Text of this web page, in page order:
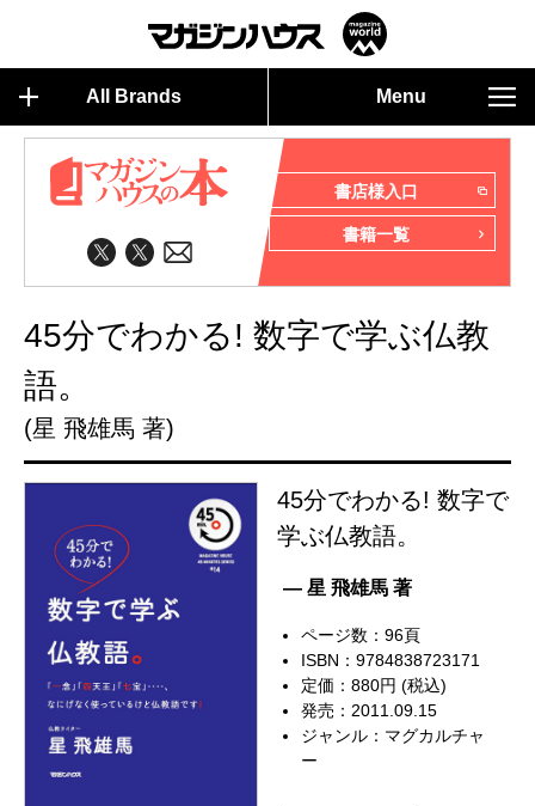
All Brands Menu
書店様入口
書籍一覧
45分でわかる! 数字で学ぶ仏教
語。
(星 飛雄馬 著)
45分でわかる! 数字で
学ぶ仏教語。
— 星 飛雄馬 著
ページ数：96頁
ISBN：9784838723171
定価：880円 (税込)
発売：2011.09.15
ジャンル： マグカルチャ
ー